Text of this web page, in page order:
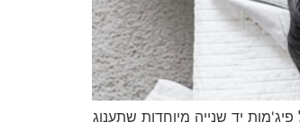
יד שנייה מיוחדות שתענוג